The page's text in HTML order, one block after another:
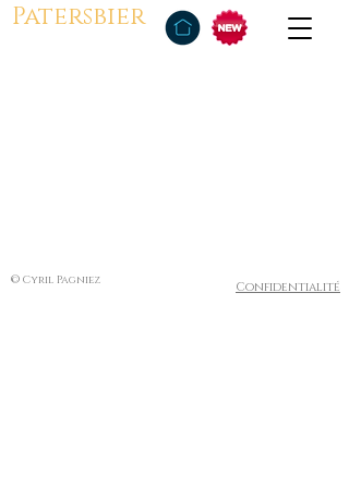
Patersbier
© Cyril Pagniez Confidentialité